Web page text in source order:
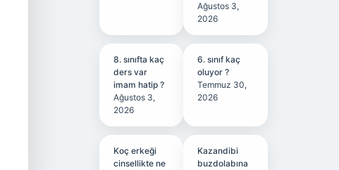
Ağustos 3,
2026
8. sınıfta kaç
ders var
imam hatip ?
Ağustos 3,
2026
6. sınıf kaç
oluyor ?
Temmuz 30,
2026
Koç erkeği
cinsellikte ne
Kazandibi
buzdolabına